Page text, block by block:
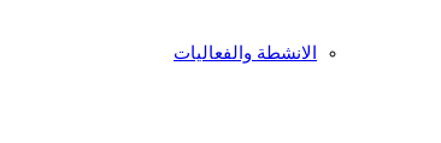
الانشطة والفعاليات